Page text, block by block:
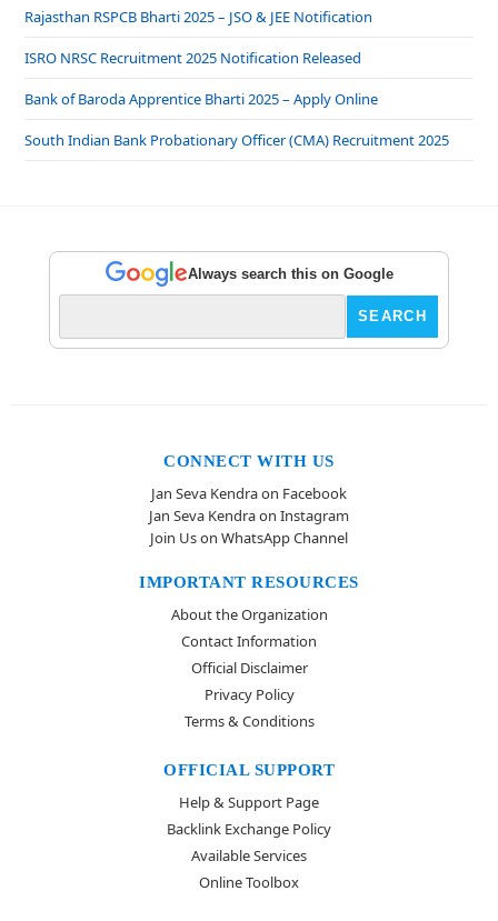
Rajasthan RSPCB Bharti 2025 – JSO & JEE Notification
ISRO NRSC Recruitment 2025 Notification Released
Bank of Baroda Apprentice Bharti 2025 – Apply Online
South Indian Bank Probationary Officer (CMA) Recruitment 2025
Always search this on Google
CONNECT WITH US
Jan Seva Kendra on Facebook
Jan Seva Kendra on Instagram
Join Us on WhatsApp Channel
IMPORTANT RESOURCES
About the Organization
Contact Information
Official Disclaimer
Privacy Policy
Terms & Conditions
OFFICIAL SUPPORT
Help & Support Page
Backlink Exchange Policy
Available Services
Online Toolbox